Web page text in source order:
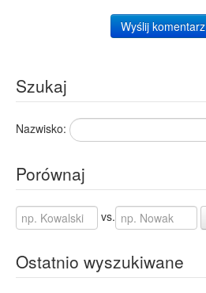
Wyślij komentarz
Szukaj
Nazwisko:
Porównaj
vs.
Ostatnio wyszukiwane